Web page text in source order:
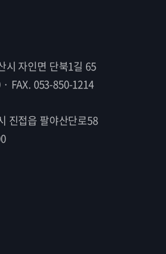
시 자인면 단북1길 65
FAX. 053-850-1214
진접읍 팔야산단로58